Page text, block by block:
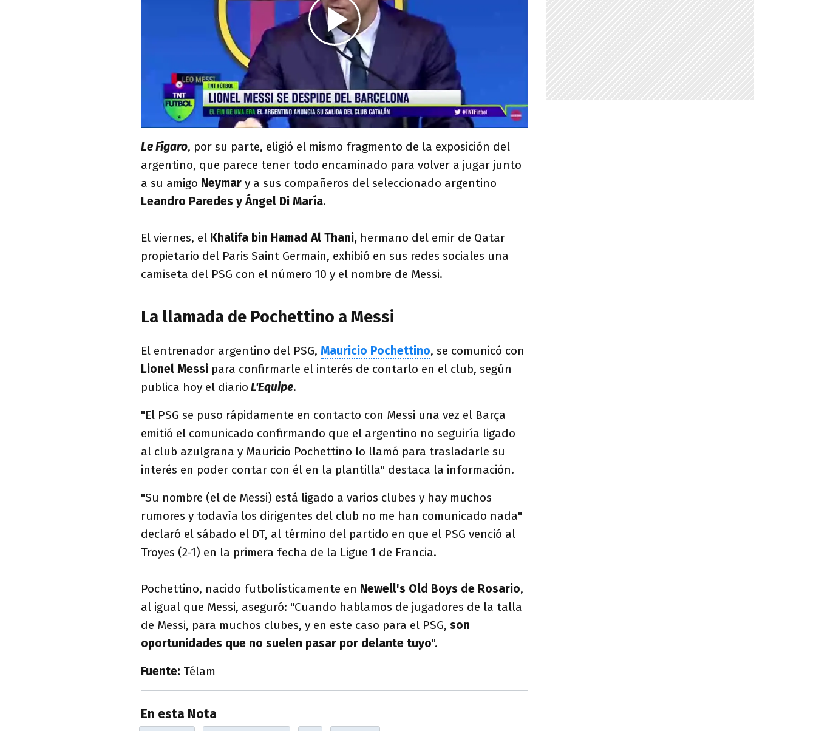
Le Figaro, por su parte, eligió el mismo fragmento de la exposición del
argentino, que parece tener todo encaminado para volver a jugar junto
a su amigo Neymar y a sus compañeros del seleccionado argentino
Leandro Paredes y Ángel Di María.
El viernes, el Khalifa bin Hamad Al Thani, hermano del emir de Qatar
propietario del Paris Saint Germain, exhibió en sus redes sociales una
camiseta del PSG con el número 10 y el nombre de Messi.
La llamada de Pochettino a Messi
El entrenador argentino del PSG, Mauricio Pochettino, se comunicó con
Lionel Messi para confirmarle el interés de contarlo en el club, según
publica hoy el diario L'Equipe.
"El PSG se puso rápidamente en contacto con Messi una vez el Barça
emitió el comunicado confirmando que el argentino no seguiría ligado
al club azulgrana y Mauricio Pochettino lo llamó para trasladarle su
interés en poder contar con él en la plantilla" destaca la información.
"Su nombre (el de Messi) está ligado a varios clubes y hay muchos
rumores y todavía los dirigentes del club no me han comunicado nada"
declaró el sábado el DT, al término del partido en que el PSG venció al
Troyes (2-1) en la primera fecha de la Ligue 1 de Francia.
Pochettino, nacido futbolísticamente en Newell's Old Boys de Rosario,
al igual que Messi, aseguró: "Cuando hablamos de jugadores de la talla
de Messi, para muchos clubes, y en este caso para el PSG, son
oportunidades que no suelen pasar por delante tuyo".
Fuente: Télam
En esta Nota